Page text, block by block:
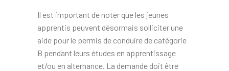
Il est important de noter que les jeunes
apprentis peuvent désormais solliciter une
aide pour le permis de conduire de catégorie
B pendant leurs études en apprentissage
et/ou en alternance. La demande doit être